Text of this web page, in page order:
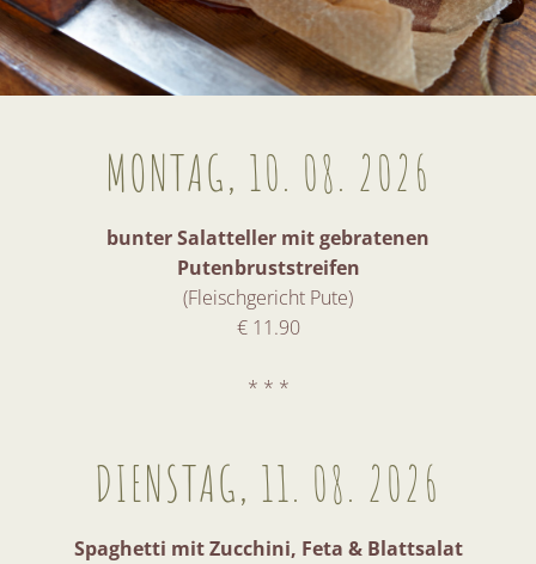
MONTAG, 10. 08. 2026
bunter Salatteller mit gebratenen
Putenbruststreifen
(Fleischgericht Pute)
€ 11.90
* * *
DIENSTAG, 11. 08. 2026
Spaghetti mit Zucchini, Feta & Blattsalat